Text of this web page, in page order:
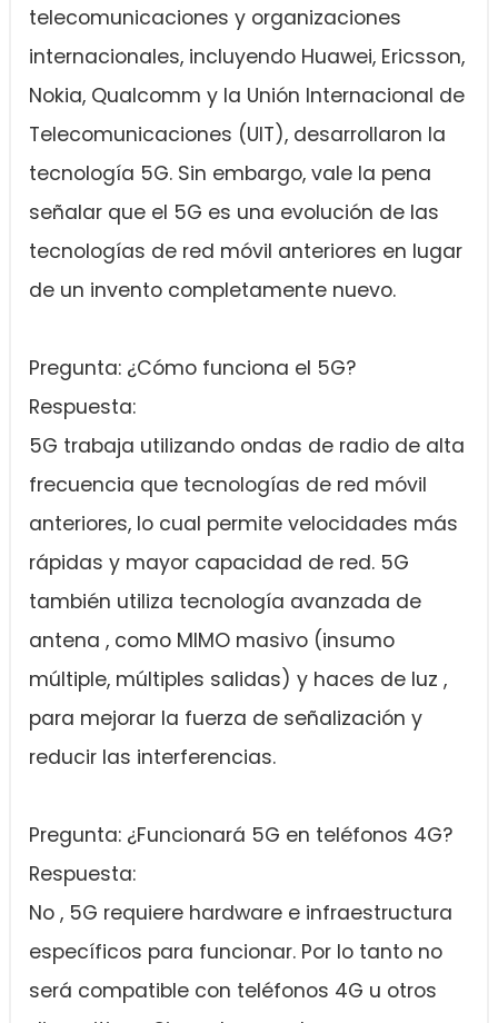
telecomunicaciones y organizaciones
internacionales, incluyendo Huawei, Ericsson,
Nokia, Qualcomm y la Unión Internacional de
Telecomunicaciones (UIT), desarrollaron la
tecnología 5G. Sin embargo, vale la pena
señalar que el 5G es una evolución de las
tecnologías de red móvil anteriores en lugar
de un invento completamente nuevo.
Pregunta: ¿Cómo funciona el 5G?
Respuesta:
5G trabaja utilizando ondas de radio de alta
frecuencia que tecnologías de red móvil
anteriores, lo cual permite velocidades más
rápidas y mayor capacidad de red. 5G
también utiliza tecnología avanzada de
antena , como MIMO masivo (insumo
múltiple, múltiples salidas) y haces de luz ,
para mejorar la fuerza de señalización y
reducir las interferencias.
Pregunta: ¿Funcionará 5G en teléfonos 4G?
Respuesta:
No , 5G requiere hardware e infraestructura
específicos para funcionar. Por lo tanto no
será compatible con teléfonos 4G u otros